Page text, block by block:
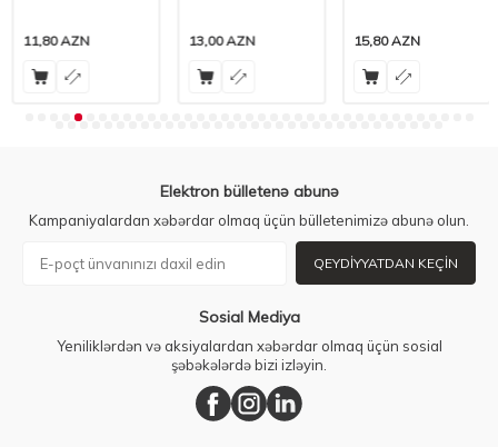
11,80AZN 13,00AZN 15,80AZN
Elektron bülletenə abunə
Kampaniyalardan xəbərdar olmaq üçün bülletenimizə abunə olun.
QEYDIYYATDAN KEÇIN
Sosial Mediya
Yeniliklərdən və aksiyalardan xəbərdar olmaq üçün sosial
şəbəkələrdə bizi izləyin.